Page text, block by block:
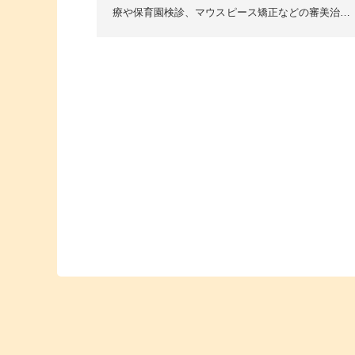
療や保育園検診、マウスピース矯正などの審美治療